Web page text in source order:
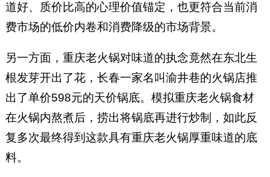
道好、质价比高的心理价值锚定，也更符合当前消
费市场的低价内卷和消费降级的市场背景。
另一方面，重庆老火锅对味道的执念竟然在东北生
根发芽开出了花，长春一家名叫渝井巷的火锅店推
出了单价598元的天价锅底。模拟重庆老火锅食材
在火锅内熬煮后，捞出将锅底再进行炒制，如此反
复多次最终得到这款具有重庆老火锅厚重味道的底
料。